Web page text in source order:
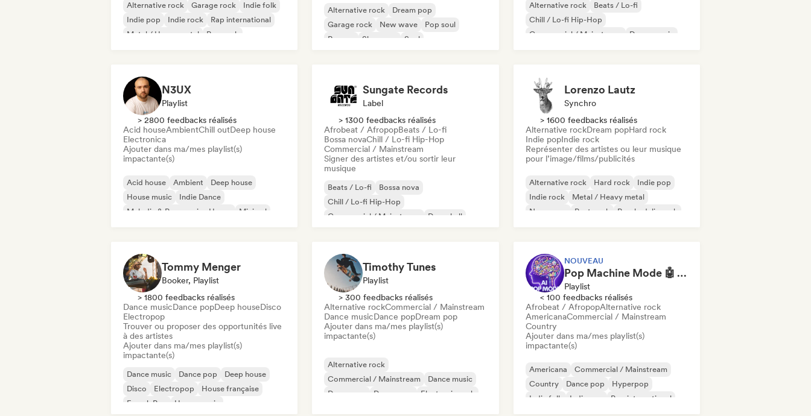
Alternative rock Garage rock
Indie folk
Indie pop
Indie rock
Rap international
Metal / Heavy metal
Pop rock
Alternative rock
Dream pop
Garage rock
New wave
Pop soul
Reggae
Shoegaze Soul
Alternative rock
Beats / Lo-fi
Chill / Lo-fi Hip-Hop
Commercial / Mainstream
Dance music
N3UX
Playlist
> 2800 feedbacks réalisés
Acid houseAmbientChill outDeep house
Electronica
Ajouter dans ma/mes playlist(s)
impactante(s)
Acid house Ambient
Deep house
House music
Indie Dance
Melodic & Progressive House
Minimal
Sungate Records
Label
> 1300 feedbacks réalisés
Afrobeat / AfropopBeats / Lo-fi
Bossa novaChill / Lo-fi Hip-Hop
Commercial / Mainstream
Signer des artistes et/ou sortir leur
musique
Beats / Lo-fi
Bossa nova
Chill / Lo-fi Hip-Hop
Commercial / Mainstream
Dancehall
Lorenzo Lautz
Synchro
> 1600 feedbacks réalisés
Alternative rockDream popHard rock
Indie popIndie rock
Représenter des artistes ou leur musique
pour l’image/films/publicités
Alternative rock Hard rock
Indie pop
Indie rock
Metal / Heavy metal
New wave
Post punk Psychedelic rock
Tommy Menger
Booker, Playlist
> 1800 feedbacks réalisés
Dance musicDance popDeep houseDisco
Electropop
Trouver ou proposer des opportunités live
à des artistes
Ajouter dans ma/mes playlist(s)
impactante(s)
Dance music Dance pop
Deep house
Disco
Electropop
House française
French Pop
House music
Timothy Tunes
Playlist
> 300 feedbacks réalisés
Alternative rockCommercial / Mainstream
Dance musicDance popDream pop
Ajouter dans ma/mes playlist(s)
impactante(s)
Alternative rock
Commercial / Mainstream
Dance music
Dance pop
Dream pop
Electronic rock
NOUVEAU
Pop Machine Mode 🤖 AI Music, Indie Pop & Dream Pop
Playlist
< 100 feedbacks réalisés
Afrobeat / AfropopAlternative rock
AmericanaCommercial / Mainstream
Country
Ajouter dans ma/mes playlist(s)
impactante(s)
Americana
Commercial / Mainstream
Country
Dance pop
Hyperpop
Indie folk
Indie pop Pop international